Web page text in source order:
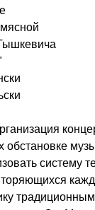
обстановке
систему